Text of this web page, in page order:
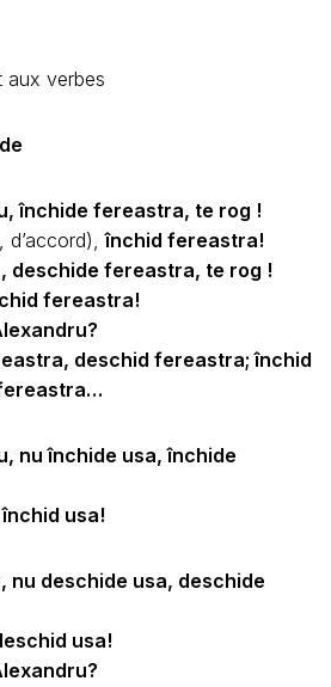
aux verbes
închide fereastra, te rog !
d’accord),închid fereastra!
deschide fereastra, te rog !
fereastra!
deschid fereastra; închid
nu închide usa, închide
usa!
nu deschide usa, deschide
usa!